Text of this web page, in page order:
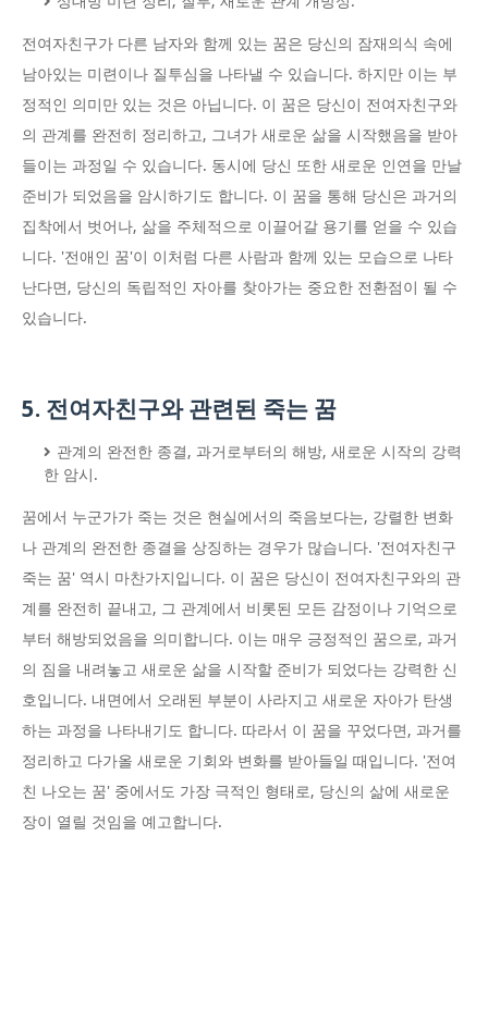
전여자친구가 다른 남자와 함께 있는 꿈은 당신의 잠재의식 속에
남아있는 미련이나 질투심을 나타낼 수 있습니다. 하지만 이는 부
정적인 의미만 있는 것은 아닙니다. 이 꿈은 당신이 전여자친구와
의 관계를 완전히 정리하고, 그녀가 새로운 삶을 시작했음을 받아
들이는 과정일 수 있습니다. 동시에 당신 또한 새로운 인연을 만날
준비가 되었음을 암시하기도 합니다. 이 꿈을 통해 당신은 과거의
집착에서 벗어나, 삶을 주체적으로 이끌어갈 용기를 얻을 수 있습
니다. '전애인 꿈'이 이처럼 다른 사람과 함께 있는 모습으로 나타
난다면, 당신의 독립적인 자아를 찾아가는 중요한 전환점이 될 수
있습니다.
5. 전여자친구와 관련된 죽는 꿈
관계의 완전한 종결, 과거로부터의 해방, 새로운 시작의 강력
한 암시.
꿈에서 누군가가 죽는 것은 현실에서의 죽음보다는, 강렬한 변화
나 관계의 완전한 종결을 상징하는 경우가 많습니다. '전여자친구
죽는 꿈' 역시 마찬가지입니다. 이 꿈은 당신이 전여자친구와의 관
계를 완전히 끝내고, 그 관계에서 비롯된 모든 감정이나 기억으로
부터 해방되었음을 의미합니다. 이는 매우 긍정적인 꿈으로, 과거
의 짐을 내려놓고 새로운 삶을 시작할 준비가 되었다는 강력한 신
호입니다. 내면에서 오래된 부분이 사라지고 새로운 자아가 탄생
하는 과정을 나타내기도 합니다. 따라서 이 꿈을 꾸었다면, 과거를
정리하고 다가올 새로운 기회와 변화를 받아들일 때입니다. '전여
친 나오는 꿈' 중에서도 가장 극적인 형태로, 당신의 삶에 새로운
장이 열릴 것임을 예고합니다.